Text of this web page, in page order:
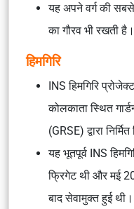
यह अपने वर्ग की
का गौरव भी रखती है।
हिमगिरि
INS हिमगिरि
कोलकाता स्थित
(GRSE) द्वारा
यह भूतपूर्व INS
फ्रिगेट थी और मई
बाद सेवामुक्त हुई थी।